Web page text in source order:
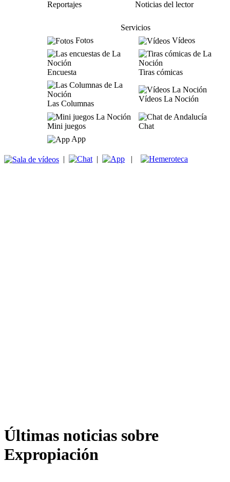
Reportajes
Noticias del lector
Servicios
Fotos
Vídeos
Encuesta Tiras cómicas
Las Columnas
Vídeos La Noción
Mini juegos
Chat
App
| | |
Últimas noticias sobre
Expropiación